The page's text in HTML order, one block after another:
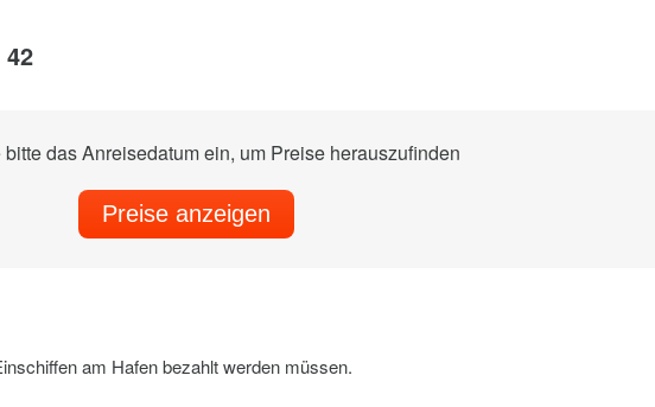
das Anreisedatum ein, um Preise herauszufinden
Preise anzeigen
am Hafen bezahlt werden müssen.